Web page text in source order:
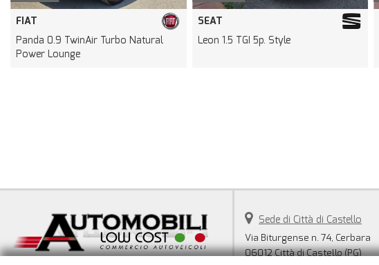
FIAT
Panda 0.9 TwinAir Turbo Natural
Power Lounge
SEAT
Leon 1.5 TGI 5p. Style
Sede di Città di Castello
Via Biturgense n. 74, Cerbara
06012 Città di Castello (PG)